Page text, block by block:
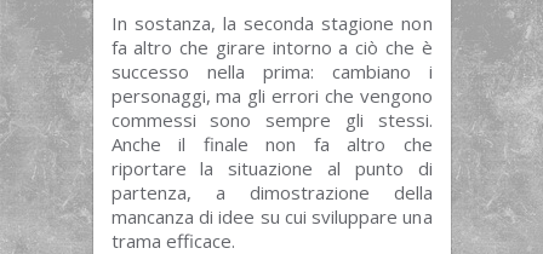
In sostanza, la seconda stagione non
fa altro che girare intorno a ciò che è
successo nella prima: cambiano i
personaggi, ma gli errori che vengono
commessi sono sempre gli stessi.
Anche il finale non fa altro che
riportare la situazione al punto di
partenza, a dimostrazione della
mancanza di idee su cui sviluppare una
trama efficace.